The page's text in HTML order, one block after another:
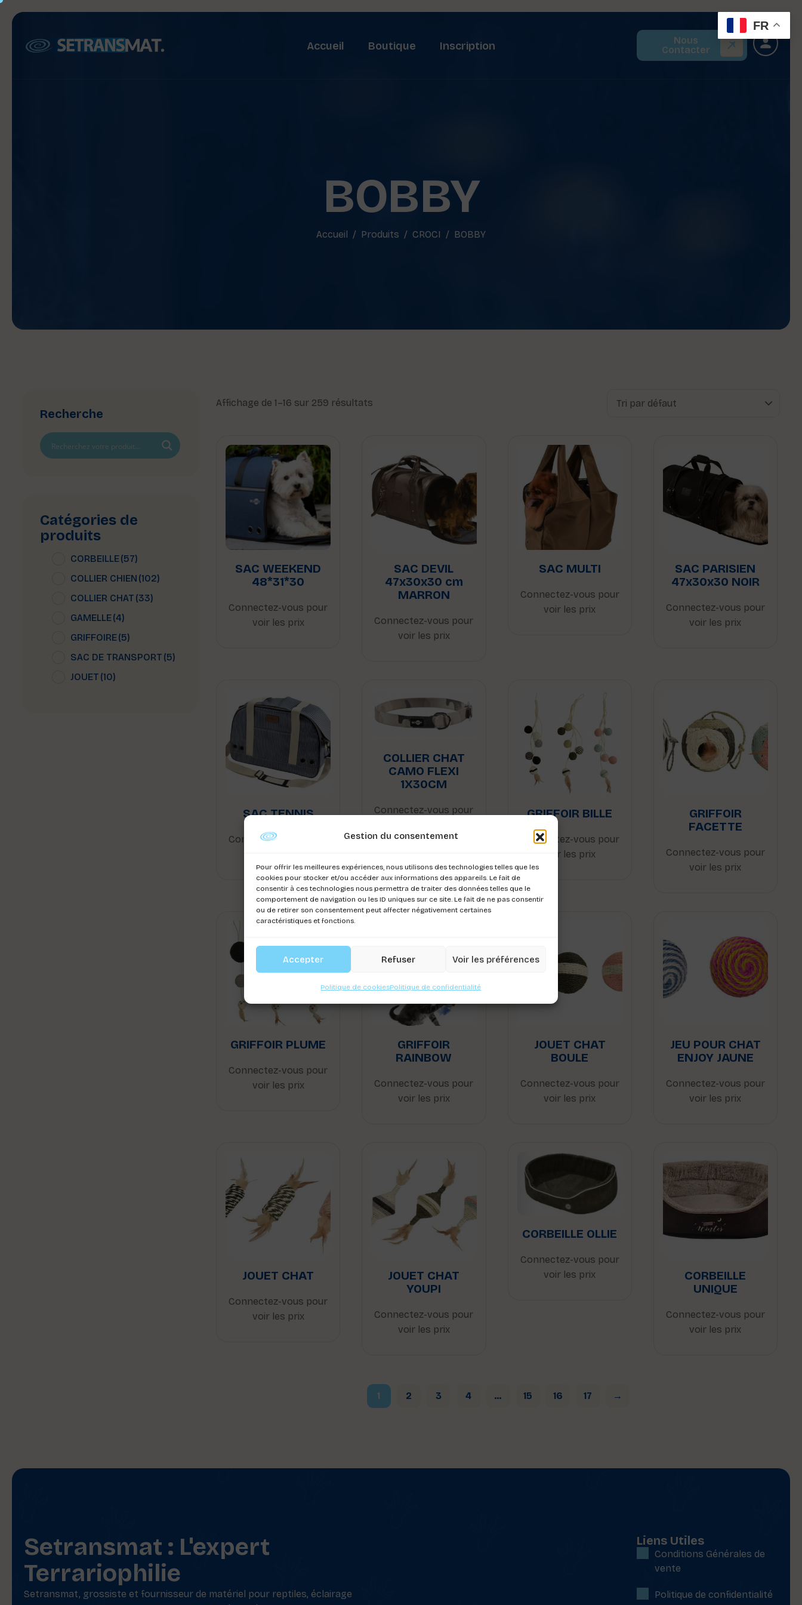
Gestion du consentement
Pour offrir les meilleures expériences, nous utilisons des technologies telles que les
cookies pour stocker et/ou accéder aux informations des appareils. Le fait de
consentir à ces technologies nous permettra de traiter des données telles que le
comportement de navigation ou les ID uniques sur ce site. Le fait de ne pas consentir
ou de retirer son consentement peut affecter négativement certaines
caractéristiques et fonctions.
Accepter Refuser Voir les préférences
Politique de cookiesPolitique de confidentialité
Accueil Boutique Inscription
Nous
Contacter
BOBBY
Accueil Produits CROCI BOBBY
Recherche
Catégories de
produits
CORBEILLE(57)
COLLIER CHIEN (102)
COLLIER CHAT (33)
GAMELLE(4)
GRIFFOIRE(5)
SAC DE TRANSPORT (5)
JOUET (10)
Affichage de 1–16 sur 259 résultats
SAC WEEKEND
48*31*30
Connectez-vous pour
voir les prix
SAC DEVIL
47x30x30 cm
MARRON
Connectez-vous pour
voir les prix
SAC MULTI
Connectez-vous pour
voir les prix
SAC PARISIEN
47x30x30 NOIR
Connectez-vous pour
voir les prix
SAC TENNIS
Connectez-vous pour
COLLIER CHAT
CAMO FLEXI
1X30CM
Connectez-vous pour
GRIFFOIR BILLE
Connectez-vous pour
voir les prix
GRIFFOIR
FACETTE
Connectez-vous pour
voir les prix
GRIFFOIR PLUME
Connectez-vous pour
voir les prix
GRIFFOIR
RAINBOW
Connectez-vous pour
voir les prix
JOUET CHAT
BOULE
Connectez-vous pour
voir les prix
JEU POUR CHAT
ENJOY JAUNE
Connectez-vous pour
voir les prix
JOUET CHAT
Connectez-vous pour
voir les prix
JOUET CHAT
YOUPI
Connectez-vous pour
voir les prix
CORBEILLE OLLIE
Connectez-vous pour
voir les prix
CORBEILLE
UNIQUE
Connectez-vous pour
voir les prix
1 2 3 4 … 15 16 17 →
Setransmat : L'expert
Terrariophilie
Setransmat, grossiste et fournisseur de matériel pour reptiles, éclairage
Liens Utiles
Conditions Générales de
vente
Politique de confidentialité
FR